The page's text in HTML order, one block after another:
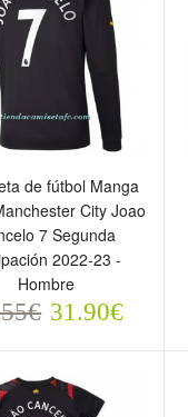
de fútbol Manga
Manchester City
7 Segunda
2022-23 -
31.90€
de fútbol Manga
City Joao
7 Segunda
2022-23 -
Hombre
31.90€